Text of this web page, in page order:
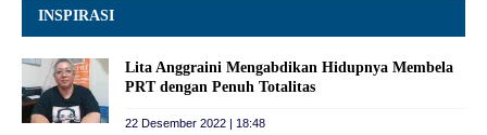
INSPIRASI
Lita Anggraini Mengabdikan Hidupnya Membela
PRT dengan Penuh Totalitas
22 Desember 2022 | 18:48